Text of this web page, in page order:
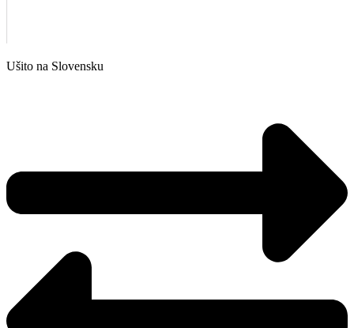
Ušito na Slovensku